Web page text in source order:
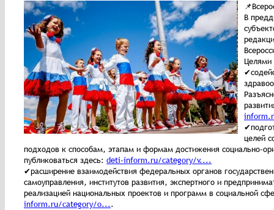
В
Целями
целей
подходов к способам, этапам и формам достижения социально-
публиковаться здесь: deti-inform.ru/category/v....
✔расширение взаимодействия федеральных органов
самоуправления, институтов развития, экспертного и
реализацией национальных проектов и программ в социальной
inform.ru/category/o....